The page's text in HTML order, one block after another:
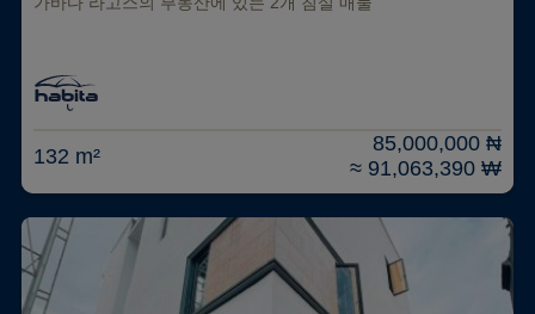
132 m²
85,000,000 ₦
≈ 91,063,390 ₩